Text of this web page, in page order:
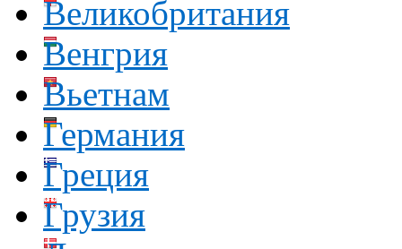
Великобритания
Венгрия
Вьетнам
Германия
Греция
Грузия